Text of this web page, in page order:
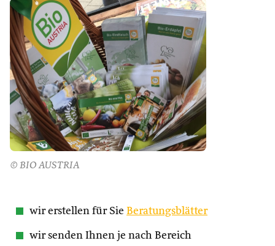
© BIO AUSTRIA
wir erstellen für Sie Beratungsblätter
wir senden Ihnen je nach Bereich